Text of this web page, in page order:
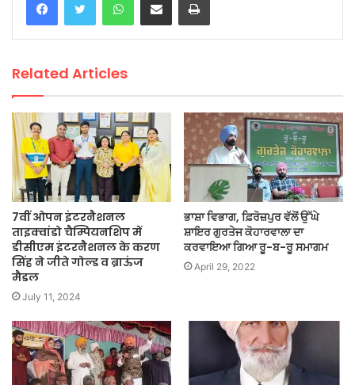
Related Articles
7वीं ओपन इंटरनैशनल
ताइक्वांडो चैम्पियनशिप में
डीसीएम इंटरनैशनल के करण
सिंह ने जीते गोल्ड व ब्राऊंज
मैडल
July 11, 2024
ਭਾਸ਼ਾ ਵਿਭਾਗ, ਫ਼ਿਰੋਜ਼ਪੁਰ ਵੱਲੋਂ ਉੱਘੇ
ਸ਼ਾਇਰ ਗੁਰਤੇਜ ਕੋਹਾਰਵਾਲਾ ਦਾ
ਕਰਵਾਇਆ ਗਿਆ ਰੂ-ਬ-ਰੂ ਸਮਾਗਮ
April 29, 2022